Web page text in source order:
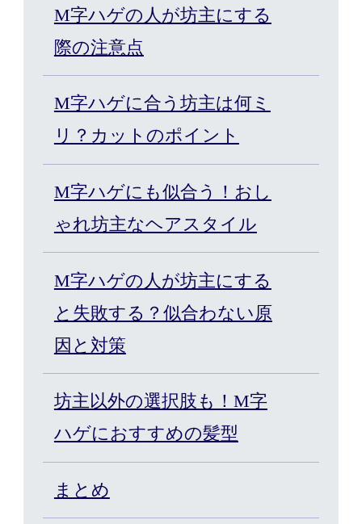
ウィッグ・サービス
エクステ・サービス
カット/ケア/コーティング・サービ
髪の悩みから探す
無料相談・お試し体験
料金プラン
スヴェンソンのこだわり
店舗一覧
M字ハゲの人が坊主にする
際の注意点
M字ハゲに合う坊主は何ミ
リ？カットのポイント
M字ハゲにも似合う！おし
ゃれ坊主なヘアスタイル
M字ハゲの人が坊主にする
と失敗する？似合わない原
因と対策
坊主以外の選択肢も！M字
ハゲにおすすめの髪型
まとめ